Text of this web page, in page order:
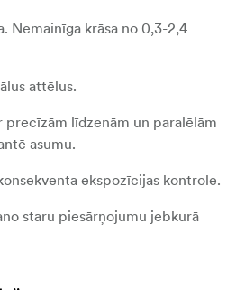
Nemainīga krāsa no 0,3-2,4
attēlus.
precīzām līdzenām un paralēlām
asumu.
ekspozīcijas kontrole.
staru piesārņojumu jebkurā